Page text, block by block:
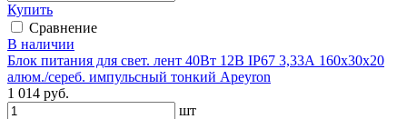
Купить
Сравнение
В наличии
Блок питания для свет. лент 40Вт 12В IP67 3,33А 160х30х20
алюм./сереб. импульсный тонкий Apeyron
1 014 руб.
шт